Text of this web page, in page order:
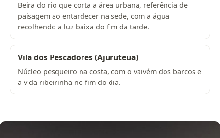
Beira do rio que corta a área urbana, referência de
paisagem ao entardecer na sede, com a água
recolhendo a luz baixa do fim da tarde.
Vila dos Pescadores (Ajuruteua)
Núcleo pesqueiro na costa, com o vaivém dos barcos e
a vida ribeirinha no fim do dia.